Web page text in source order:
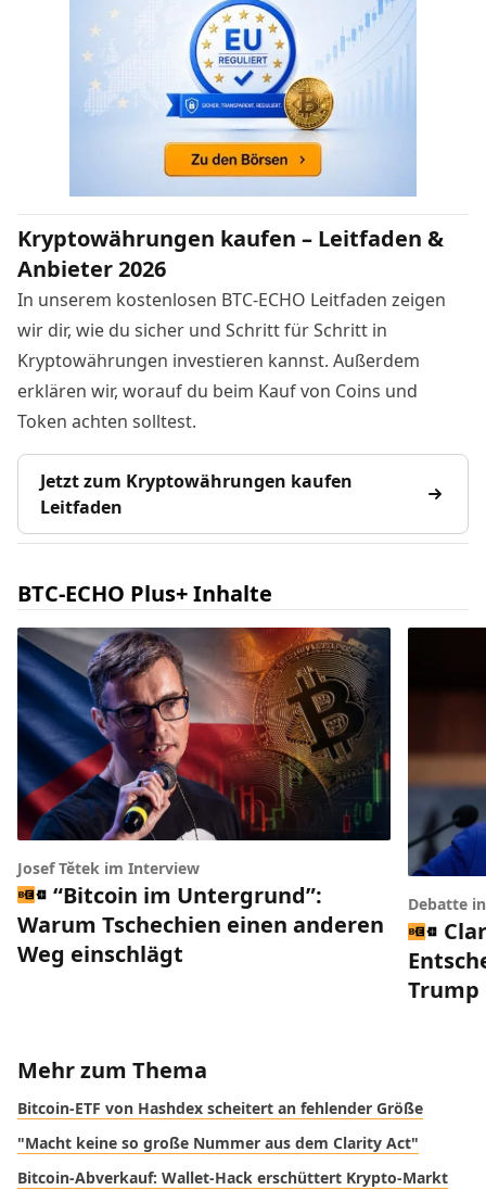
Kryptowährungen kaufen – Leitfaden &
Anbieter 2026
In unserem kostenlosen BTC-ECHO Leitfaden zeigen
wir dir, wie du sicher und Schritt für Schritt in
Kryptowährungen investieren kannst. Außerdem
erklären wir, worauf du beim Kauf von Coins und
Token achten solltest.
Jetzt zum Kryptowährungen kaufen
Leitfaden
BTC-ECHO Plus+ Inhalte
Josef Tětek im Interview
“Bitcoin im Untergrund”:
Warum Tschechien einen anderen
Weg einschlägt
Debatte
Mehr zum Thema
Bitcoin-ETF von Hashdex scheitert an fehlender Größe
"Macht keine so große Nummer aus dem Clarity Act"
Bitcoin-Abverkauf: Wallet-Hack erschüttert Krypto-Markt